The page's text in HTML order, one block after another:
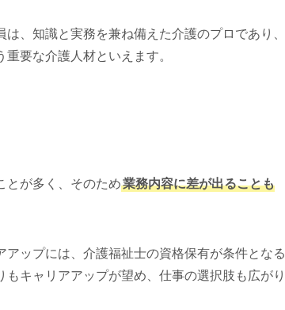
、知識と実務を兼ね備えた介護のプロであり、
要な介護人材といえます。
とが多く、そのため業務内容に差が出ることも
ップには、介護福祉士の資格保有が条件となる
キャリアアップが望め、仕事の選択肢も広がり